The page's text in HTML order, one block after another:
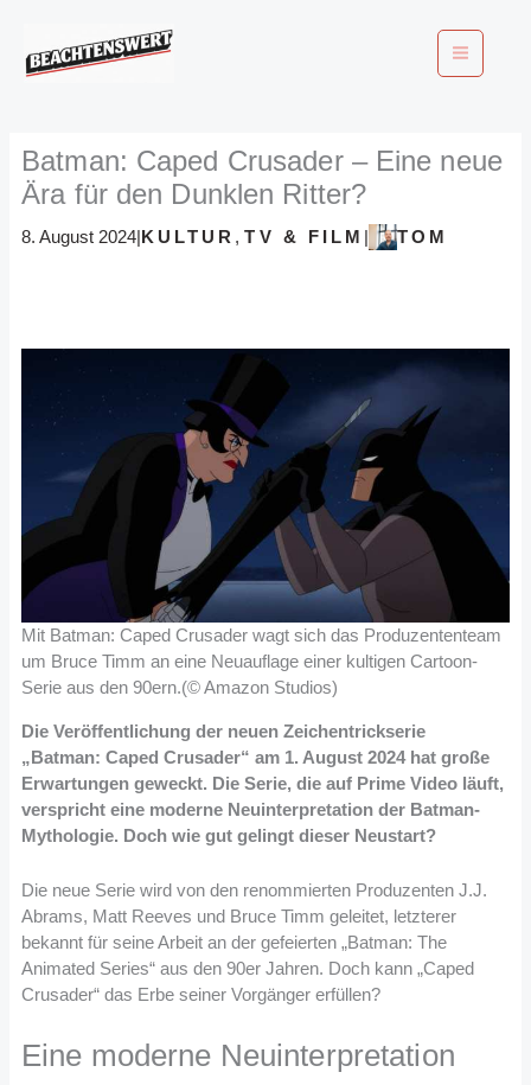
springen
Batman: Caped Crusader – Eine neue
Ära für den Dunklen Ritter?
8. August 2024|KULTUR ,TV & FILM | TOM
Mit Batman: Caped Crusader wagt sich das Produzententeam
um Bruce Timm an eine Neuauflage einer kultigen Cartoon-
Serie aus den 90ern.(© Amazon Studios)
Die Veröffentlichung der neuen Zeichentrickserie
„Batman: Caped Crusader“ am 1. August 2024 hat große
Erwartungen geweckt. Die Serie, die auf Prime Video läuft,
verspricht eine moderne Neuinterpretation der Batman-
Mythologie. Doch wie gut gelingt dieser Neustart?
Die neue Serie wird von den renommierten Produzenten J.J.
Abrams, Matt Reeves und Bruce Timm geleitet, letzterer
bekannt für seine Arbeit an der gefeierten „Batman: The
Animated Series“ aus den 90er Jahren. Doch kann „Caped
Crusader“ das Erbe seiner Vorgänger erfüllen?
Eine moderne Neuinterpretation